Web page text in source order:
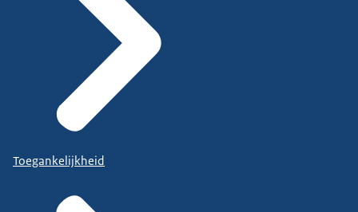
Toegankelijkheid